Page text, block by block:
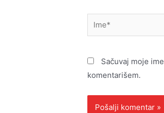
Ime*
Sačuvaj moje
komentarišem.